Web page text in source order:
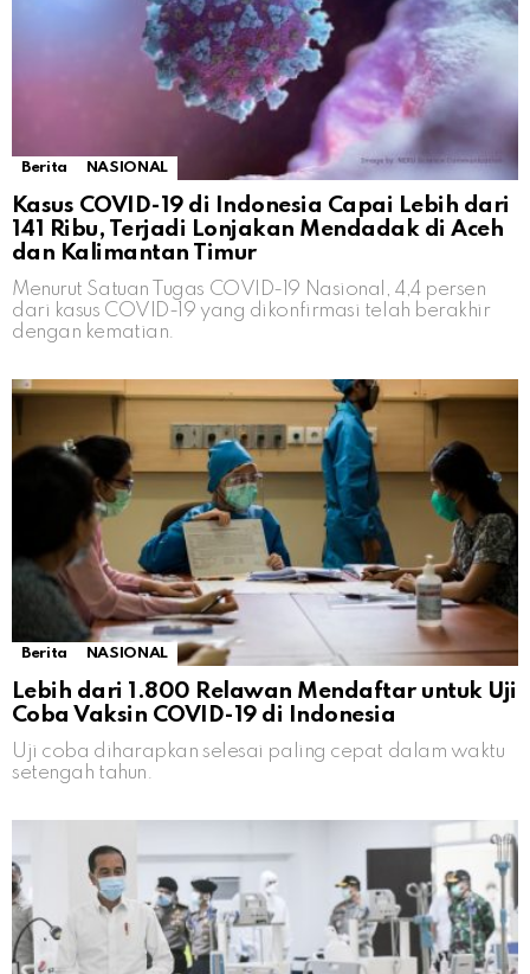
Berita NASIONAL
Kasus COVID-19 di Indonesia Capai Lebih dari
141 Ribu, Terjadi Lonjakan Mendadak di Aceh
dan Kalimantan Timur
Menurut Satuan Tugas COVID-19 Nasional, 4,4 persen
dari kasus COVID-19 yang dikonfirmasi telah berakhir
dengan kematian.
Berita NASIONAL
Lebih dari 1.800 Relawan Mendaftar untuk Uji
Coba Vaksin COVID-19 di Indonesia
Uji coba diharapkan selesai paling cepat dalam waktu
setengah tahun.